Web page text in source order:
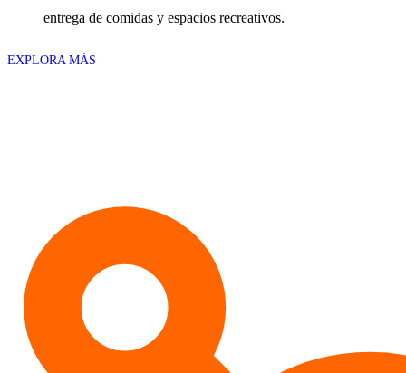
entrega de comidas y espacios recreativos.
EXPLORA MÁS